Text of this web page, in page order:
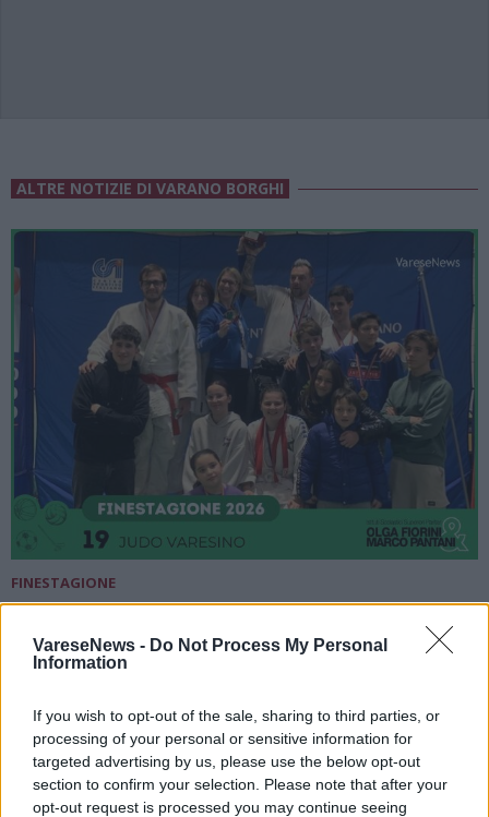
VareseNews - Do Not Process My Personal
Information
If you wish to opt-out of the sale, sharing to third parties, or
processing of your personal or sensitive information for
targeted advertising by us, please use the below opt-out
section to confirm your selection. Please note that after your
opt-out request is processed you may continue seeing
ALTRE NOTIZIE DI VARANO BORGHI
FINESTAGIONE
Judo Varesino, una conferma ai vertici
nazionali: da Varano Borghi
un’eccellenza che continua a crescere